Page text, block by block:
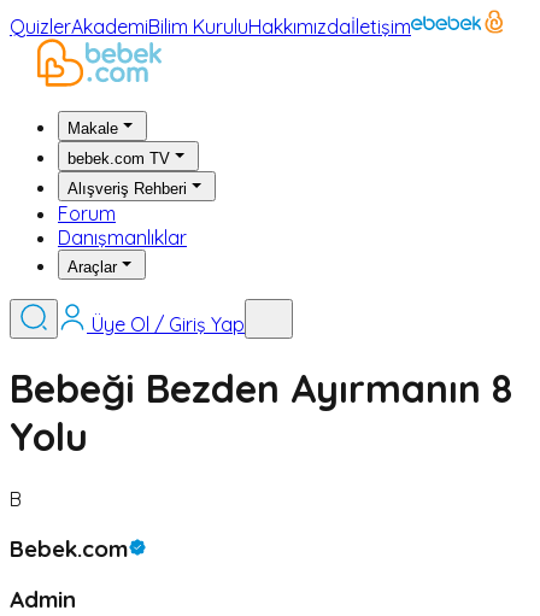
QuizlerAkademiBilim KuruluHakkımızdaİletişim
Makale
bebek.com TV
Alışveriş Rehberi
Forum
Danışmanlıklar
Araçlar
Üye Ol / Giriş Yap
Bebeği Bezden Ayırmanın 8
Yolu
B
Bebek.com
Admin